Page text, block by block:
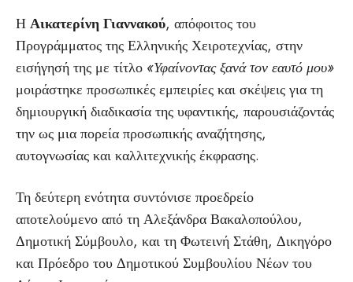
ΗΑικατερίνη Γιαννακού, απόφοιτος του
Προγράμματος της Ελληνικής Χειροτεχνίας, στην
εισήγησή της με τίτλο «Υφαίνοντας ξανά τον εαυτό μου»
μοιράστηκε προσωπικές εμπειρίες και σκέψεις για τη
δημιουργική διαδικασία της υφαντικής, παρουσιάζοντάς
την ως μια πορεία προσωπικής αναζήτησης,
αυτογνωσίας και καλλιτεχνικής έκφρασης.
Τη δεύτερη ενότητα συντόνισε προεδρείο
αποτελούμενο από τη Αλεξάνδρα Βακαλοπούλου,
Δημοτική Σύμβουλο, και τη Φωτεινή Στάθη, Δικηγόρο
και Πρόεδρο του Δημοτικού Συμβουλίου Νέων του